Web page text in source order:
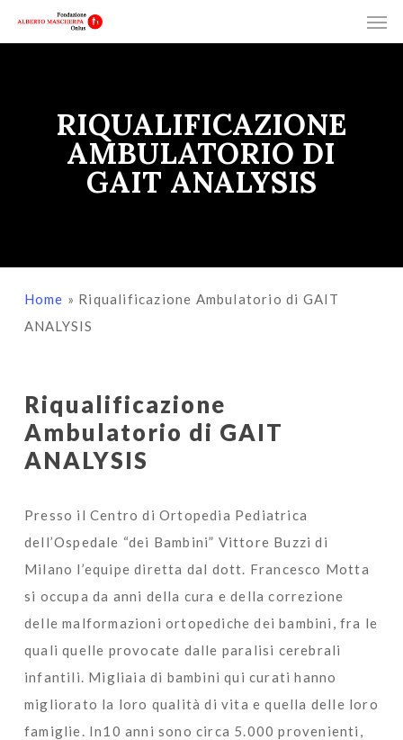
to
RIQUALIFICAZIONE
AMBULATORIO DI
GAIT ANALYSIS
Home » Riqualificazione Ambulatorio di GAIT
ANALYSIS
Riqualificazione
Ambulatorio di GAIT
ANALYSIS
Presso il Centro di Ortopedia Pediatrica
dell’Ospedale “dei Bambini” Vittore Buzzi di
Milano l’equipe diretta dal dott. Francesco Motta
si occupa da anni della cura e della correzione
delle malformazioni ortopediche dei bambini, fra le
quali quelle provocate dalle paralisi cerebrali
infantili. Migliaia di bambini qui curati hanno
migliorato la loro qualità di vita e quella delle loro
famiglie. In10 anni sono circa 5.000 provenienti,
Menu